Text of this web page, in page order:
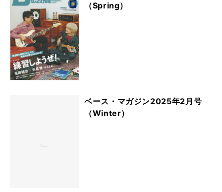
（Spring）
ベース・マガジン2025年2月号
（Winter）